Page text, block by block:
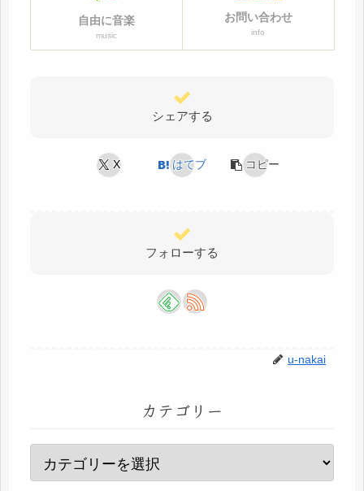
自由に音楽
music
お問い合わせ
info
シェアする
X はてブ コピー
フォローする
u-nakai
カテゴリー